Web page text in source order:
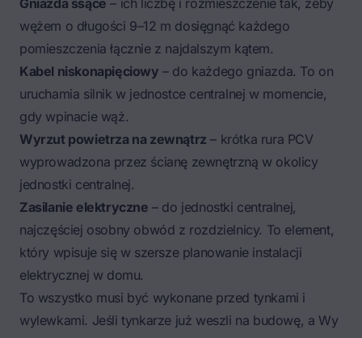
Gniazda ssące – ich liczbę i rozmieszczenie tak, żeby
wężem o długości 9–12 m dosięgnąć każdego
pomieszczenia łącznie z najdalszym kątem.
Kabel niskonapięciowy – do każdego gniazda. To on
uruchamia silnik w jednostce centralnej w momencie,
gdy wpinacie wąż.
Wyrzut powietrza na zewnątrz – krótka rura PCV
wyprowadzona przez ścianę zewnętrzną w okolicy
jednostki centralnej.
Zasilanie elektryczne – do jednostki centralnej,
najczęściej osobny obwód z rozdzielnicy. To element,
który wpisuje się w szersze planowanie instalacji
elektrycznej w domu.
To wszystko musi być wykonane przed tynkami i
wylewkami. Jeśli tynkarze już weszli na budowę, a Wy